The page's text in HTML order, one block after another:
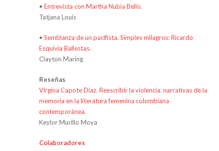
• Entrevista con Martha Nubia Bello.
Tatjana Louis
• Semblanza de un pacifista. Simples milagros: Ricardo
Esquivia Ballestas.
Clayton Maring
Reseñas
Virgina Capote Díaz. Reescribir la violencia: narrativas de la
memoria en la literatura femenina colombiana
contemporánea.
Keylor Murillo Moya
Colaboradores